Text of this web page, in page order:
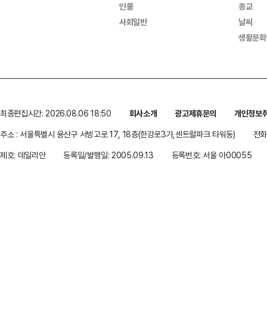
인물
사회일반
종교
날씨
생활문
최종편집시간: 2026.08.06 18:50 회사소개 광고제휴문의
개인정보
주소 : 서울특별시 용산구 서빙고로 17, 18층(한강로3가,센트럴파크 타워동)
전
제호: 데일리안
등록일/발행일: 2005.09.13 등록번호: 서울 아00055